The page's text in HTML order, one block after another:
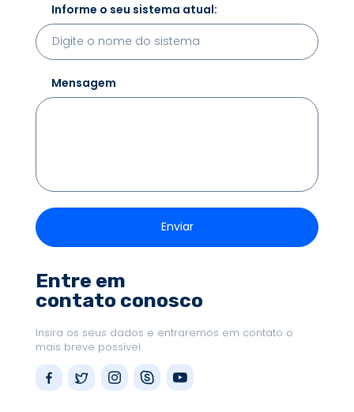
Entre em
contato conosco
Insira os seus dados e entraremos em contato o
mais breve possível.
Informe o seu sistema atual:
Mensagem